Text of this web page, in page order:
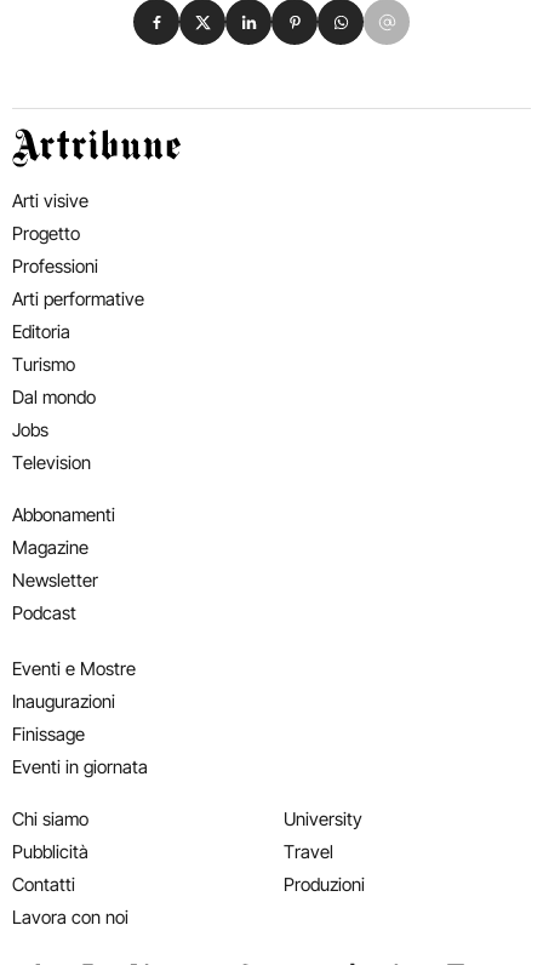
Condividi su Facebook
Condividi su X
Condividi su LinkedIn
Condividi su Pinterest
Condividi su WhatsApp
Condividi su Email
Artribune
Arti visive
Progetto
Professioni
Arti performative
Editoria
Turismo
Dal mondo
Jobs
Television
Abbonamenti
Magazine
Newsletter
Podcast
Eventi e Mostre
Inaugurazioni
Finissage
Eventi in giornata
Chi siamo
Pubblicità
Contatti
Lavora con noi
University
Travel
Produzioni